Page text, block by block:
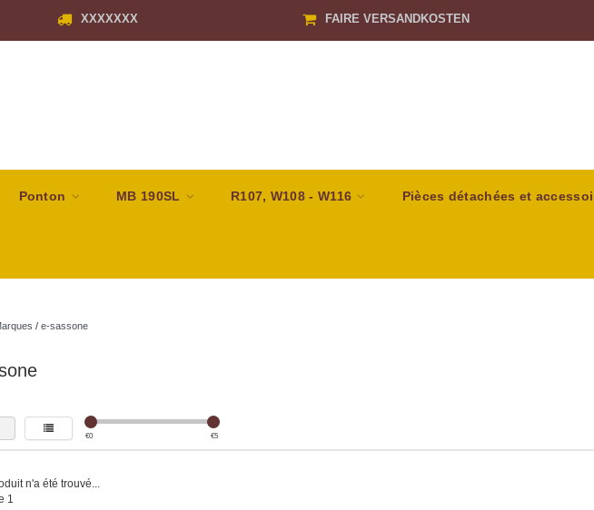
XXXXXXX FAIRE VERSANDKOSTEN
Ponton MB 190SL R107, W108 - W116 Pièces détachées et
/ e-sassone
€0 €5
n'a été trouvé...
1